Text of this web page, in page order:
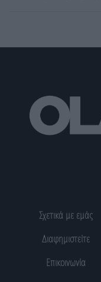
Σχετικά με εμάς
Διαφημιστείτε
Επικοινωνία